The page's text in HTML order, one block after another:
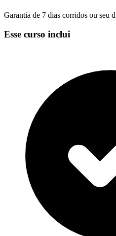
Garantia de 7 dias corridos ou seu
Esse curso inclui